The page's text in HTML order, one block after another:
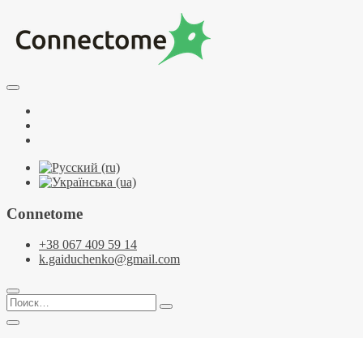
содержимому
Connectome
Курсы по НЛП и коучингу. НЛП-Практик. НЛП-Мастер.
Connetome
+38 067 409 59 14
k.gaiduchenko@gmail.com
Поиск…